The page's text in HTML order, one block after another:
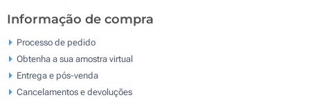
Informação de compra
Processo de pedido
Obtenha a sua amostra virtual
Entrega e pós-venda
Cancelamentos e devoluções